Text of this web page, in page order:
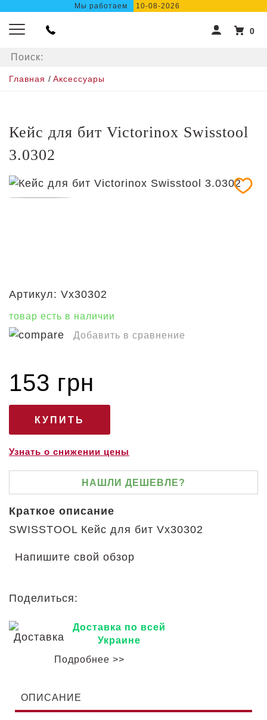
Мы работаем 10-08-2026
0
Главная / Аксессуары
Кейс для бит Victorinox Swisstool
3.0302
Артикул: Vx30302
товар есть в наличии
Добавить в сравнение
153 грн
Узнать о снижении цены
НАШЛИ ДЕШЕВЛЕ?
Краткое описание
SWISSTOOL Кейс для бит Vx30302
Напишите свой обзор
Поделиться:
Доставка по всей
Украине
Подробнее >>
ОПИСАНИЕ